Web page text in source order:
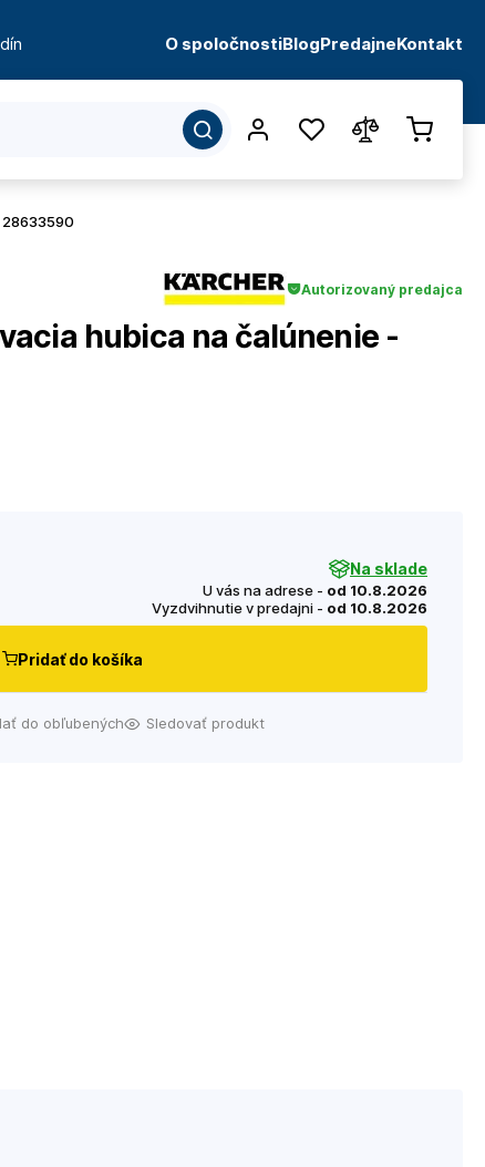
O spoločnostiBlogPredajneKontakt
28633590
Autorizovaný predajca
hubica na čalúnenie -
Na sklade
U vás na adrese - od 10.8.2026
Vyzdvihnutie v predajni - od 10.8.2026
Pridať do košíka
do obľubených Sledovať produkt